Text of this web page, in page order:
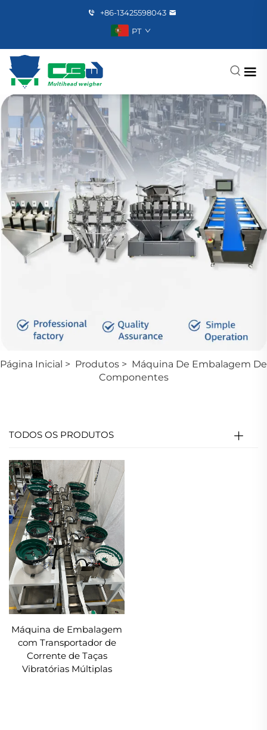
+86-13425598043
PT
Página Inicial > Produtos > Máquina De Embalagem De
Componentes
TODOS OS PRODUTOS
Máquina de Embalagem
com Transportador de
Corrente de Taças
Vibratórias Múltiplas